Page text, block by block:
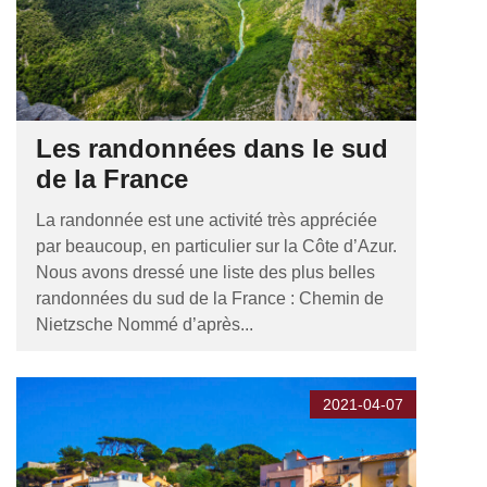
Les randonnées dans le sud
de la France
La randonnée est une activité très appréciée
par beaucoup, en particulier sur la Côte d’Azur.
Nous avons dressé une liste des plus belles
randonnées du sud de la France : Chemin de
Nietzsche Nommé d’après...
2021-04-07